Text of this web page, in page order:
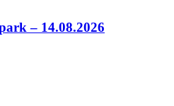
– 14.08.2026